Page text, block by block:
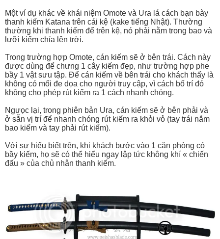
Một ví dụ khác về khái niệm Omote và Ura lá cách bạn bày
thanh kiếm Katana trên cái kệ (kake tiếng Nhật). Thường
thường khi thanh kiếm để trên kệ, nó phải nằm trong bao và
lưỡi kiếm chỉa lên trời.
Trong trường hợp Omote, cán kiếm sẽ ở bên trái. Cách này
được dùng để chưng 1 cây kiếm đẹp, như trường hợp phe
bầy 1 vật sưu tập. Để cán kiếm về bên trái cho khách thấy là
không có mối đe dọa cho người truy cập, vì cách bố trí đó
không cho phép rút kiếm ra 1 cách nhanh chóng.
Ngưọc lại, trong phiên bản Ura, cán kiếm sẽ ở bên phải và
ở sẵn vị trí để nhanh chóng rút kiếm ra khỏi vỏ (tay trái nắm
bao kiếm và tay phải rút kiếm).
Với sự hiểu biết trên, khi khách bước vào 1 căn phòng có
bầy kiếm, họ sẽ có thể hiểu ngay lập tức không khí « chiến
đấu » của chủ nhân thanh kiếm.